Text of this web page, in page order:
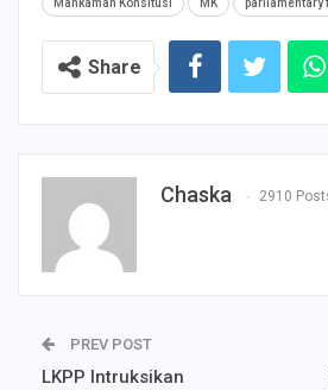
Mahkamah Konsitusi MK parliamentary
Share
Chaska 2910
PREV POST
LKPP Intruksikan